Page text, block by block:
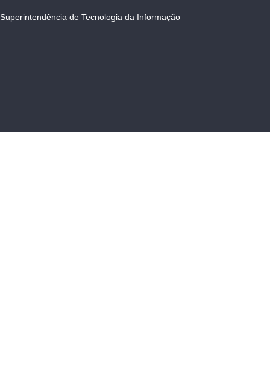
Superintendência de Tecnologia da Informação